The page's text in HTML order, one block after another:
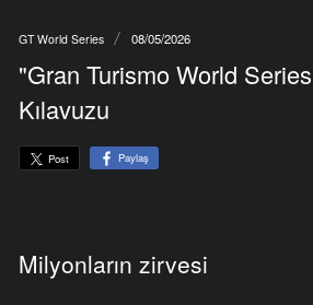
GT World Series 08/05/2026
"Gran Turismo World
Kılavuzu
Post Paylaş
Milyonların zirvesi